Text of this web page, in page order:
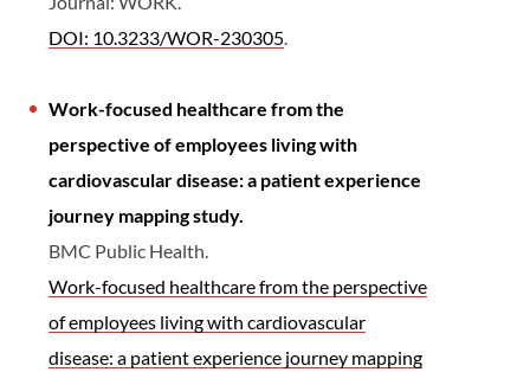
DOI: 10.3233/WOR-230305.
Work-focused healthcare from the
perspective of employees living with
cardiovascular disease: a patient experience
journey mapping study.
BMC Public Health.
Work-focused healthcare from the perspective
of employees living with cardiovascular
disease: a patient experience journey mapping